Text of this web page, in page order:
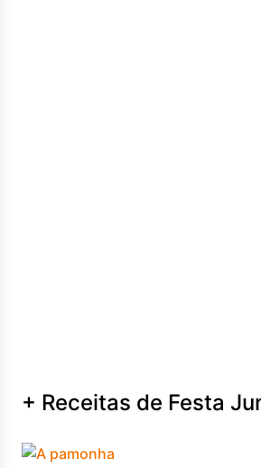
+ Receitas de Festa